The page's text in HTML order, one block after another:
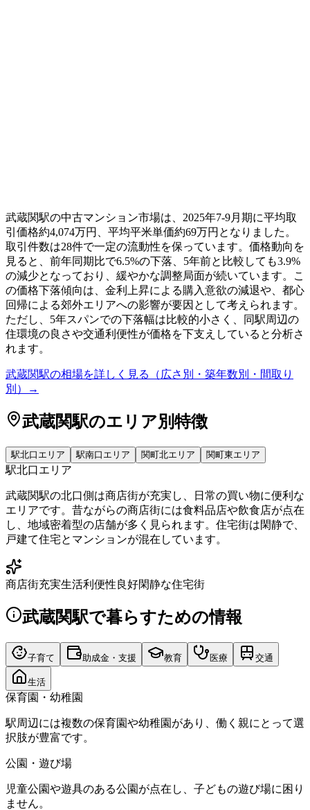
武蔵関駅の中古マンション市場は、2025年7-9月期に平均取
引価格約4,074万円、平均平米単価約69万円となりました。
取引件数は28件で一定の流動性を保っています。価格動向を
見ると、前年同期比で6.5%の下落、5年前と比較しても3.9%
の減少となっており、緩やかな調整局面が続いています。こ
の価格下落傾向は、金利上昇による購入意欲の減退や、都心
回帰による郊外エリアへの影響が要因として考えられます。
ただし、5年スパンでの下落幅は比較的小さく、同駅周辺の
住環境の良さや交通利便性が価格を下支えしていると分析さ
れます。
武蔵関駅の相場を詳しく見る（広さ別・築年数別・間取り
別）→
武蔵関駅のエリア別特徴
駅北口エリア 駅南口エリア 関町北エリア 関町東エリア
駅北口エリア
武蔵関駅の北口側は商店街が充実し、日常の買い物に便利な
エリアです。昔ながらの商店街には食料品店や飲食店が点在
し、地域密着型の店舗が多く見られます。住宅街は閑静で、
戸建て住宅とマンションが混在しています。
商店街充実生活利便性良好閑静な住宅街
武蔵関駅で暮らすための情報
子育て 助成金・支援 教育 医療 交通
生活
保育園・幼稚園
駅周辺には複数の保育園や幼稚園があり、働く親にとって選
択肢が豊富です。
公園・遊び場
児童公園や遊具のある公園が点在し、子どもの遊び場に困り
ません。